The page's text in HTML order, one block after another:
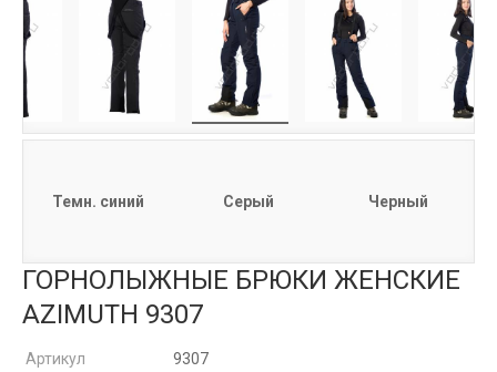
Темн. синий Серый Черный
ГОРНОЛЫЖНЫЕ БРЮКИ ЖЕНСКИЕ
AZIMUTH 9307
Артикул
9307